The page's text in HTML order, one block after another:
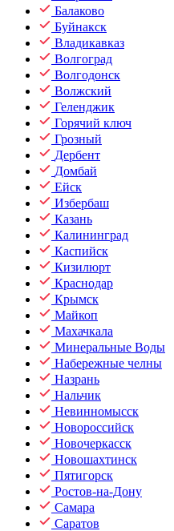
Балаково
Буйнакск
Владикавказ
Волгоград
Волгодонск
Волжский
Геленджик
Горячий ключ
Грозный
Дербент
Домбай
Ейск
Избербаш
Казань
Калининград
Каспийск
Кизилюрт
Краснодар
Крымск
Майкоп
Махачкала
Минеральные Воды
Набережные челны
Назрань
Нальчик
Невинномысск
Новороссийск
Новочеркасск
Новошахтинск
Пятигорск
Ростов-на-Дону
Самара
Саратов